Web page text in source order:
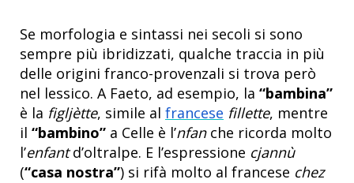
Se morfologia e sintassi nei secoli si sono
sempre più ibridizzati, qualche traccia in più
delle origini franco-provenzali si trova però
nel lessico. A Faeto, ad esempio, la “bambina”
è la figljètte, simile al francese fillette, mentre
il “bambino” a Celle è l’nfanche ricorda molto
l’enfantd’oltralpe. E l’espressione cjannù
(“casa nostra”) si rifà molto al francese chez